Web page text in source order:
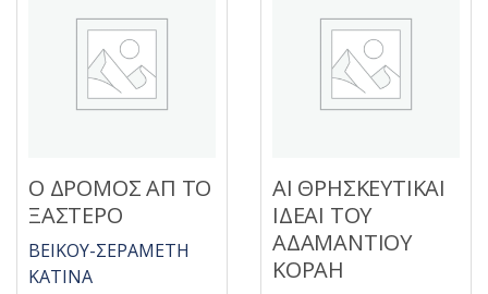
Ο ΔΡΟΜΟΣ ΑΠ ΤΟ
ΞΑΣΤΕΡΟ
ΒΕΙΚΟΥ-ΣΕΡΑΜΕΤΗ
ΚΑΤΙΝΑ
ΑΙ ΘΡΗΣΚΕΥΤΙΚΑΙ
ΙΔΕΑΙ ΤΟΥ
ΑΔΑΜΑΝΤΙΟΥ
ΚΟΡΑΗ